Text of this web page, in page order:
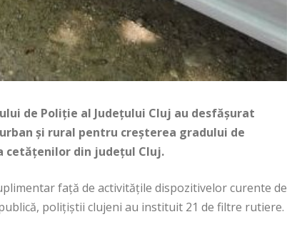
de Poliţie al Judeţului Cluj au desfăşurat
şi rural pentru creşterea gradului de
cetăţenilor din judeţul Cluj.
faţă de activităţile dispozitivelor curente de
poliţiştii clujeni au instituit 21 de filtre rutiere.